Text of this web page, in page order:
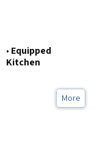
• Equipped
Kitchen
More